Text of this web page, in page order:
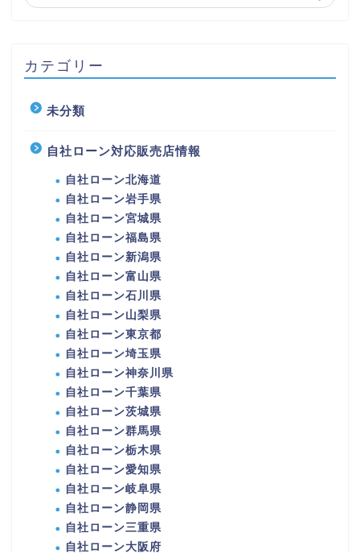
カテゴリー
未分類
自社ローン対応販売店情報
自社ローン北海道
自社ローン岩手県
自社ローン宮城県
自社ローン福島県
自社ローン新潟県
自社ローン富山県
自社ローン石川県
自社ローン山梨県
自社ローン東京都
自社ローン埼玉県
自社ローン神奈川県
自社ローン千葉県
自社ローン茨城県
自社ローン群馬県
自社ローン栃木県
自社ローン愛知県
自社ローン岐阜県
自社ローン静岡県
自社ローン三重県
自社ローン大阪府